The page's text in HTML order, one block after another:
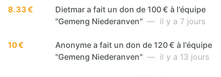
8.33 €
Dietmar a fait un don de 100 € à l'équipe
"Gemeng Niederanven" — il y a 7 jours
10 €
Anonyme a fait un don de 120 € à l'équipe
"Gemeng Niederanven" — il y a 13 jours